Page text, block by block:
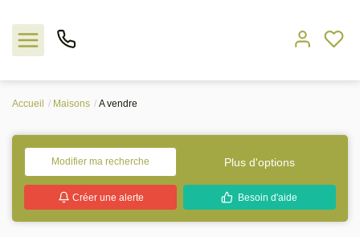
L'agence
Rejoindre le groupement
Accueil Maisons A vendre
Modifier ma recherche Plus d'options
Créer une alerte Besoin d'aide